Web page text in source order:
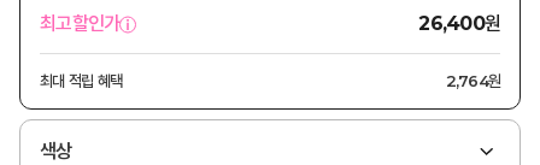
최고할인가 26,400원
최대 적립 혜택 2,764원
색상